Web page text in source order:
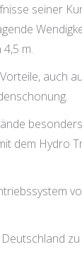
seiner
m.
auch
dem Hydro
zu